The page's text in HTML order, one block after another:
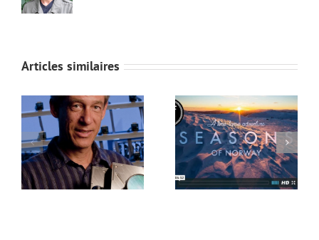
Articles similaires